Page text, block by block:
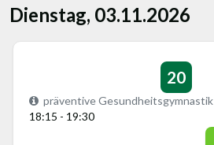
Dienstag, 03.11.2026
20
präventive Gesundheitsgymnastik
18:15 - 19:30